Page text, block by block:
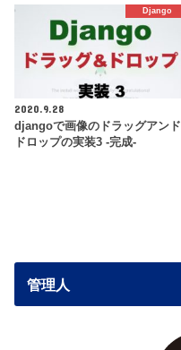
Django
2020.9.28
djangoで画像のドラッグアンド
ドロップの実装3 -完成-
管理人